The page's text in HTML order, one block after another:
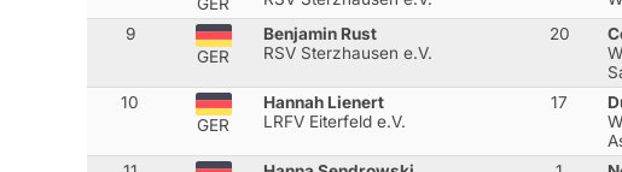
9
GER
Benjamin Rust
RSV Sterzhausen e.V.
20
10
GER
Hannah Lienert
LRFV Eiterfeld e.V.
17